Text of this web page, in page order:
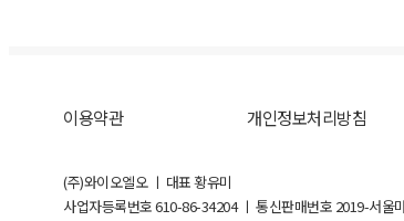
이용약관 개인정보처리방침
(주)와이오엘오 ㅣ 대표 황유미
사업자등록번호610-86-34204ㅣ 통신판매번호 2019-서울